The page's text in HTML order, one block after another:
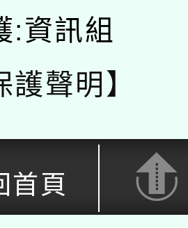
:資訊組
護聲明】
首頁